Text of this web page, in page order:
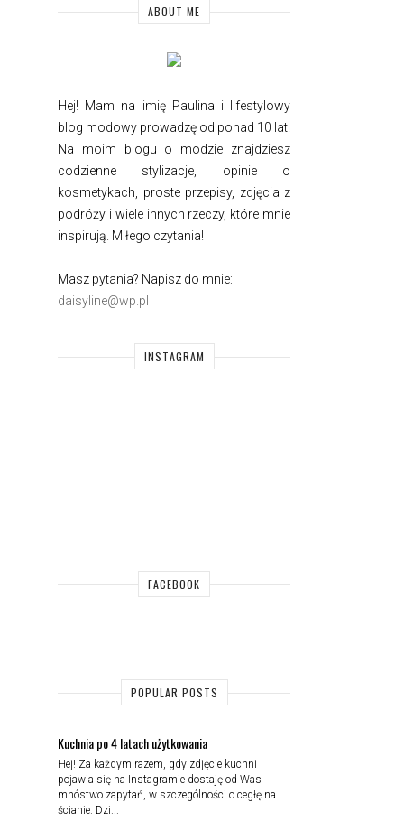
ABOUT ME
Hej! Mam na imię Paulina i
lifestylowy
blog modowy prowadzę od ponad 10 lat.
Na moim blogu o modzie znajdziesz
codzienne stylizacje, opinie o
kosmetykach, proste przepisy, zdjęcia z
podróży i wiele innych rzeczy, które mnie
inspirują. Miłego czytania!
Masz pytania? Napisz do mnie:
daisyline@wp.pl
INSTAGRAM
FACEBOOK
POPULAR POSTS
Kuchnia po 4 latach użytkowania
Hej! Za każdym razem, gdy zdjęcie kuchni
pojawia się na Instagramie dostaję od Was
mnóstwo zapytań, w szczególności o cegłę na
ścianie. Dzi...